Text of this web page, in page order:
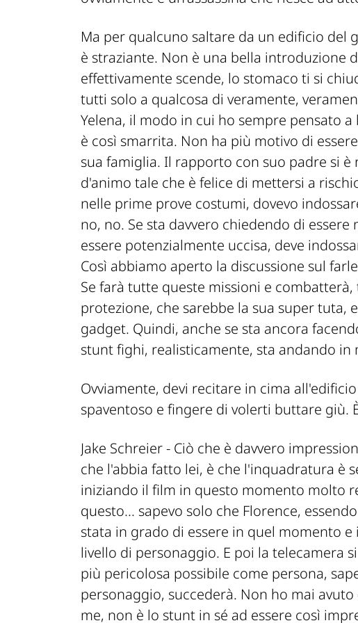
Ma per qualcuno saltare da un edificio del
è straziante. Non è una bella introduzione
effettivamente scende, lo stomaco ti si
tutti solo a qualcosa di veramente,
Yelena, il modo in cui ho sempre pensato
è così smarrita. Non ha più motivo di
sua famiglia. Il rapporto con suo padre si
d'animo tale che è felice di mettersi a
nelle prime prove costumi, dovevo
no, no. Se sta davvero chiedendo di
essere potenzialmente uccisa, deve
Così abbiamo aperto la discussione sul
Se farà tutte queste missioni e
protezione, che sarebbe la sua super tuta,
gadget. Quindi, anche se sta ancora
stunt fighi, realisticamente, sta andando in
Ovviamente, devi recitare in cima
spaventoso e fingere di volerti buttare giù.
Jake Schreier - Ciò che è davvero
che l'abbia fatto lei, è che l'inquadratura è
iniziando il film in questo momento molto
questo... sapevo solo che Florence,
stata in grado di essere in quel momento
livello di personaggio. E poi la telecamera
più pericolosa possibile come persona,
personaggio, succederà. Non ho mai
me, non è lo stunt in sé ad essere così